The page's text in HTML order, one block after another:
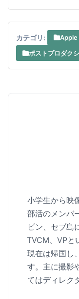
カテゴリ:
Apple
ポストプロダク
小学生から映
部活のメンバ
ピン、セブ島
TVCM、VPと
現在は帰国し
す。主に撮影
てはディレク